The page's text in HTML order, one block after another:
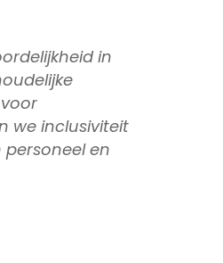
in
we inclusiviteit
en